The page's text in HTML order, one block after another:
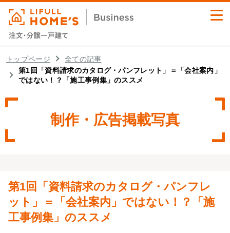
業務支援サービス
セミナー・イベント
導入事例
制作・広告掲載写真
トップページ
全ての記事
第1回「資料請求のカタログ・パンフレット」＝「会社案内」
ではない！？「施工事例集」のススメ
第1回「資料請求のカタログ・パンフレ
ット」＝「会社案内」ではない！？「施
工事例集」のススメ